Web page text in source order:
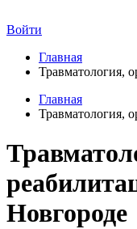
Войти
Главная
Травматология,
Главная
Травматология,
Новгороде